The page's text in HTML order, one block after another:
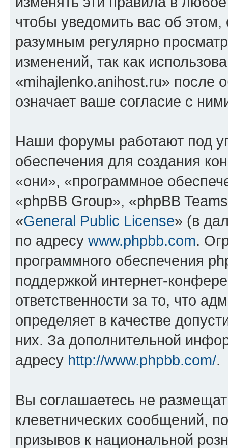
чтобы уведомить вас об
разумным регулярно
изменений, так как
«mihajlenko.anihost.ru» после
означает ваше согласие с
Наши форумы работают под
обеспечения для создания
«они», «программное
«phpBB Group», «phpBB
«General Public License» (в
по адресу www.phpbb.com.
программного обеспечения
поддержкой интернет-
ответственности за то, что
определяет в качестве
них. За дополнительной
адресу http://www.phpbb.com/.
Вы соглашаетесь не
клеветнических сообщений,
призывов к национальной